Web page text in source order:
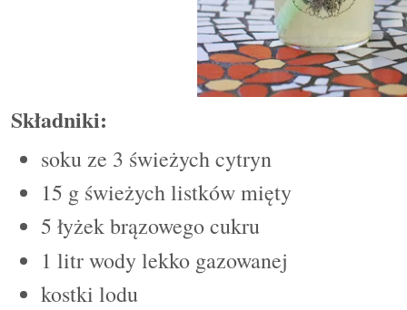
Składniki:
soku ze 3 świeżych cytryn
15 g świeżych listków mięty
5 łyżek brązowego cukru
1 litr wody lekko gazowanej
kostki lodu